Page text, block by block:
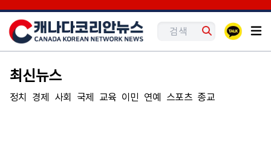
최신뉴스
정치 경제 사회 국제 교육 이민 연예 스포츠 종교